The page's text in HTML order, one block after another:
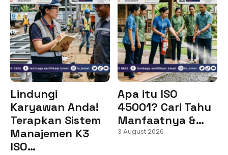
Lindungi
Karyawan Anda!
Terapkan Sistem
Manajemen K3
ISO…
Apa itu ISO
45001? Cari Tahu
Manfaatnya &…
3 August 2026